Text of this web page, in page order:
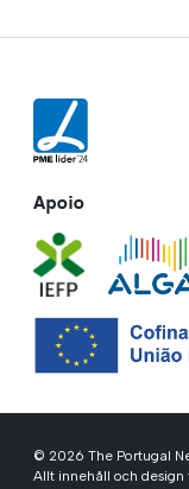
Apoio
© 2026 The Portugal
Allt innehåll och design